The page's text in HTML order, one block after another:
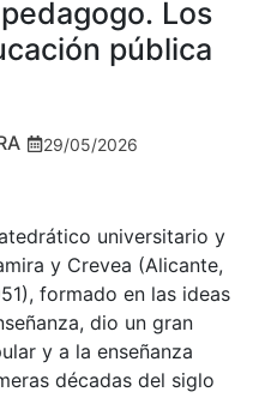
Los
pública
29/05/2026
universitario y
y Crevea (Alicante,
formado en las ideas
dio un gran
y a la enseñanza
décadas del siglo